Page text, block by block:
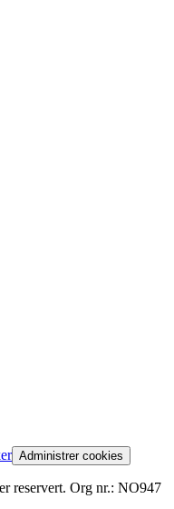
Administrer cookies
reservert. Org nr.: NO947